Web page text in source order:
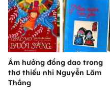
Âm hưởng đồng dao trong
thơ thiếu nhi Nguyễn Lãm
Thắng